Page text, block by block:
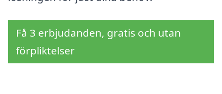
Få 3 erbjudanden, gratis och utan
förpliktelser